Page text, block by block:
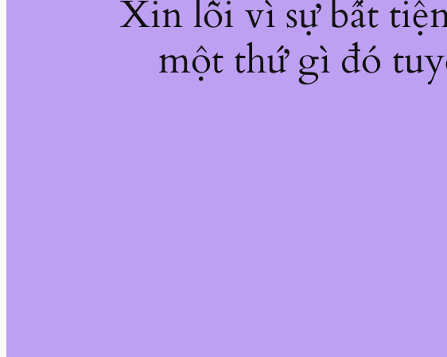
Xin lỗi vì sự bất
một thứ gì đó